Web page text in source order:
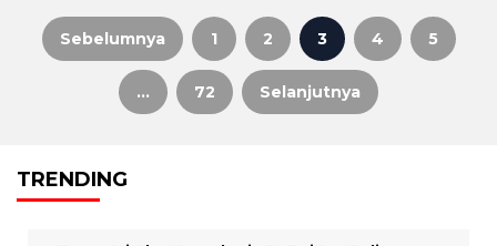
Paginasi
Sebelumnya 1 2 3 4 5
… 72 Selanjutnya
TRENDING